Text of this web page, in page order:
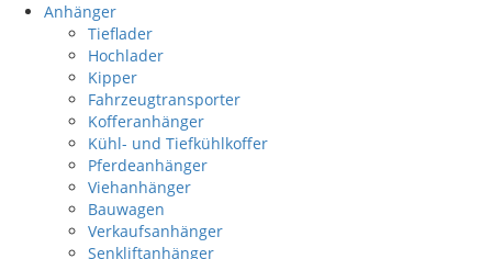
Anhänger
Tieflader
Hochlader
Kipper
Fahrzeugtransporter
Kofferanhänger
Kühl- und Tiefkühlkoffer
Pferdeanhänger
Viehanhänger
Bauwagen
Verkaufsanhänger
Senkliftanhänger